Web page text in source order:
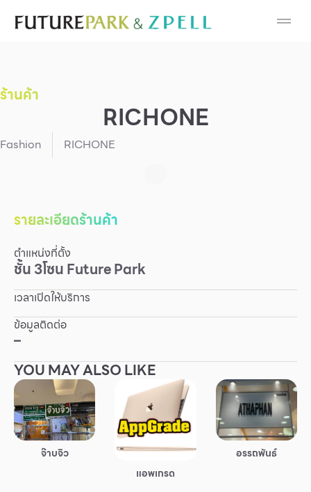
Cosmetic
Fashion
Food
Gold & Jewelry
IT
Mobile
Other
School
Service
Superstores
ร้านค้า
RICHONE
Fashion RICHONE
รายละเอียดร้านค้า
ตำแหน่งที่ตั้ง
ชั้น3โซนFuture Park
เวลาเปิดให้บริการ
ข้อมูลติดต่อ
–
YOU MAY ALSO LIKE
จ๊าบจิว
แอพเกรด
อรรถพันธ์